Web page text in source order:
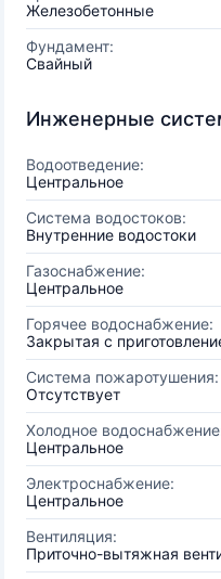
Железобетонные
Фундамент:
Свайный
Инженерные
Водоотведение:
Центральное
Система водостоков:
Внутренние водостоки
Газоснабжение:
Центральное
Горячее водоснабжение:
Закрытая с
Система пожаротушения:
Отсутствует
Холодное
Центральное
Электроснабжение:
Центральное
Вентиляция:
Приточно-вытяжная